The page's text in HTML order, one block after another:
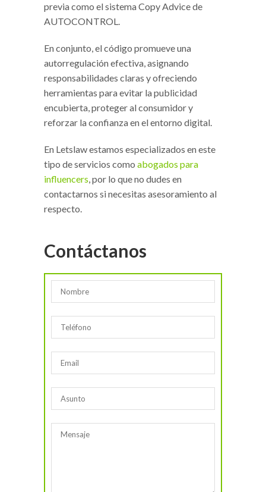
previa como el sistema Copy Advice de
AUTOCONTROL.
En conjunto, el código promueve una
autorregulación efectiva, asignando
responsabilidades claras y ofreciendo
herramientas para evitar la publicidad
encubierta, proteger al consumidor y
reforzar la confianza en el entorno digital.
En Letslaw estamos especializados en este
tipo de servicios como abogados para
influencers, por lo que no dudes en
contactarnos si necesitas asesoramiento al
respecto.
Contáctanos